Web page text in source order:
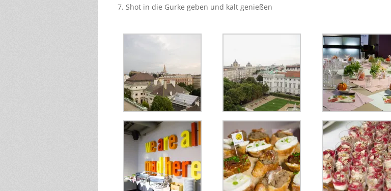
Shot in die Gurke geben und kalt genießen